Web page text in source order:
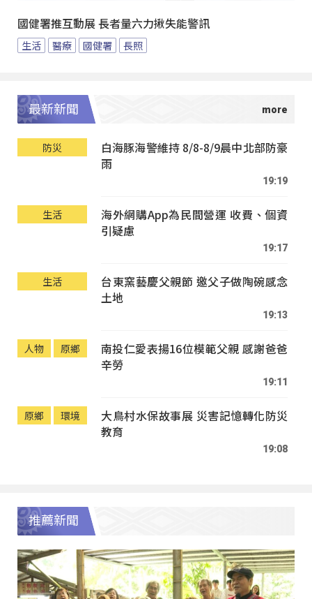
國健署推互動展 長者量六力揪失能警訊
生活 醫療 國健署 長照
最新新聞
防災
白海豚海警維持 8/8-8/9晨中北部防豪
雨
19:19
生活
海外網購App為民間營運 收費、個資
引疑慮
19:17
生活
台東窯藝慶父親節 邀父子做陶碗感念
土地
19:13
人物 原鄉
南投仁愛表揚16位模範父親 感謝爸爸
辛勞
19:11
原鄉 環境
大鳥村水保故事展 災害記憶轉化防災
教育
19:08
推薦新聞